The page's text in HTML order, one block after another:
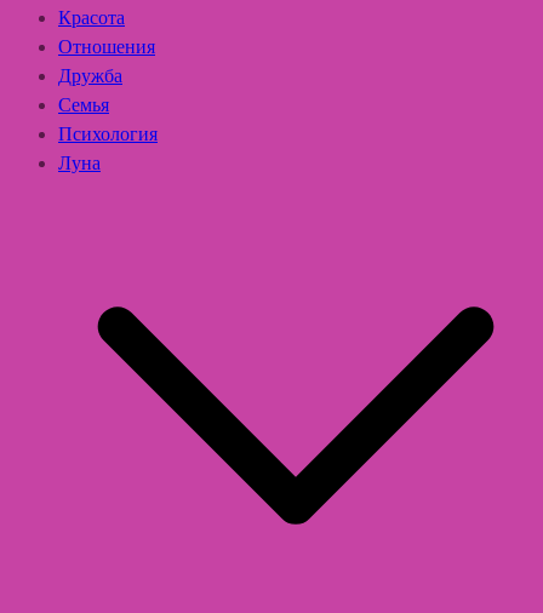
Красота
Отношения
Дружба
Семья
Психология
Луна